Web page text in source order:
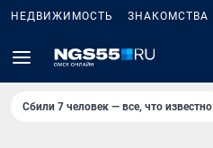
НЕДВИЖИМОСТЬ ЗНАКОМСТВА
Сбили 7 человек — все, что известно